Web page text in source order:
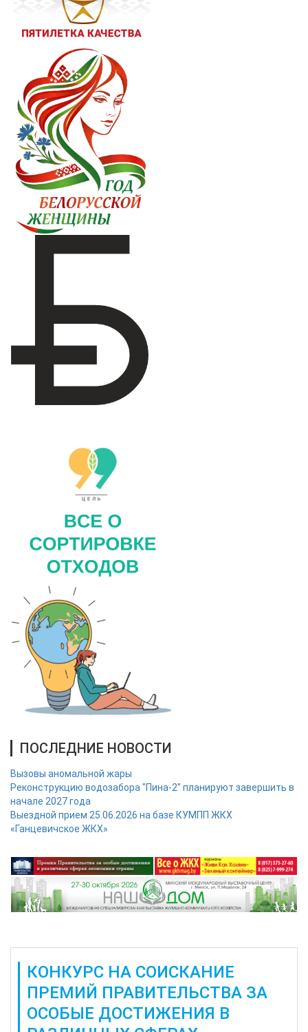
ПОСЛЕДНИЕ НОВОСТИ
Вызовы аномальной жары
Реконструкцию водозабора "Пина-2" планируют завершить в
начале 2027 года
Выездной прием 25.06.2026 на базе КУМПП ЖКХ
«Ганцевичское ЖКХ»
КОНКУРС НА СОИСКАНИЕ
ПРЕМИЙ ПРАВИТЕЛЬСТВА ЗА
ОСОБЫЕ ДОСТИЖЕНИЯ В